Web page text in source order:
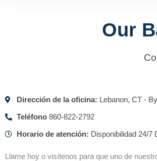
Our
Dirección de la oficina: Lebanon, CT -
Teléfono860-822-2792
Horario de atención: Disponibilidad 24/7
Llame hoy o visítenos para que uno de